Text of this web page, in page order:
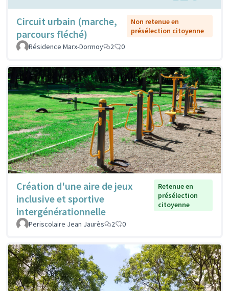
Circuit urbain (marche,
parcours fléché)
Non retenue en
présélection citoyenne
Résidence Marx-Dormoy
2 0
Création d'une aire de jeux
inclusive et sportive
intergénérationnelle
Retenue en
présélection
citoyenne
Periscolaire Jean Jaurès 2 0